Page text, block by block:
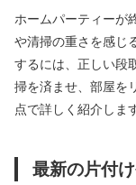
ホームパーティーが
や清掃の重さを感じ
するには、正しい段
掃を済ませ、部屋を
点で詳しく紹介しま
最新の片付